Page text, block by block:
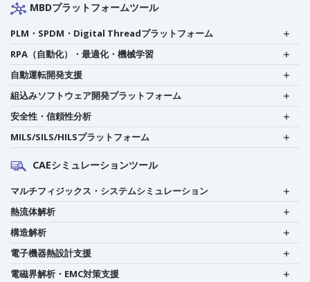
MBDプラットフォームツール
PLM・SPDM・Digital Threadプラットフォーム
RPA（自動化）・最適化・機械学習
自動運転開発支援
組込みソフトウェア開発プラットフォーム
安全性・信頼性分析
MILS/SILS/HILSプラットフォーム
CAEシミュレーションツール
マルチフィジックス・システムシミュレーション
熱流体解析
構造解析
電子機器熱設計支援
電磁界解析・EMC対策支援